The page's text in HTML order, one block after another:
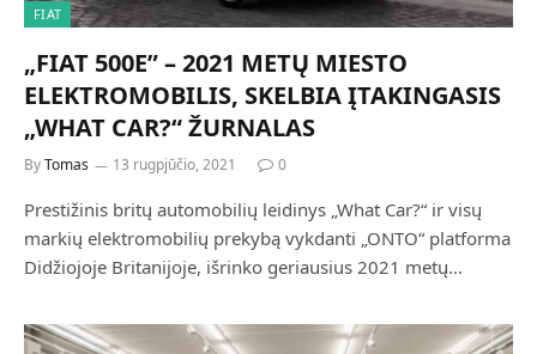
FIAT
„FIAT 500E” – 2021 METŲ MIESTO
ELEKTROMOBILIS, SKELBIA ĮTAKINGASIS
„WHAT CAR?“ ŽURNALAS
ByTomas 13 rugpjūčio, 2021 0
Prestižinis britų automobilių leidinys „What Car?“ ir visų
markių elektromobilių prekybą vykdanti „ONTO“ platforma
Didžiojoje Britanijoje, išrinko geriausius 2021 metų…